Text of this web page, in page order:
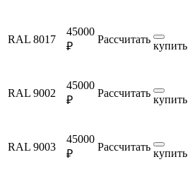
RAL 8017
45000
₽
Рассчитать
купить
RAL 9002
45000
₽
Рассчитать
купить
RAL 9003
45000
₽
Рассчитать
купить